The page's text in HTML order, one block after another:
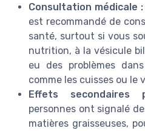
Consultation médicale :
est recommandé de
santé, surtout si vous
nutrition, à la vésicule
eu des problèmes
comme les cuisses ou le
Effets secondaires
personnes ont signalé
matières graisseuses,